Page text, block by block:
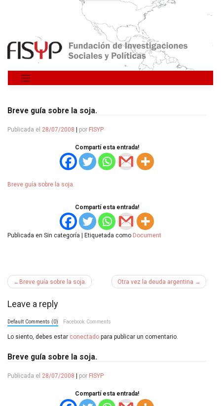
Saltar
Breve guía sobre la soja.
Publicada el 28/07/2008 por FISYP
Compartí esta entrada!
Breve guía sobre la soja.
Compartí esta entrada!
Publicada en Sin categoría Etiquetada como Document
Navegación
entradas
Breve guía sobre la soja. Otra vez la deuda argentina
Leave a reply
Default Comments (0) Facebook Comments
Lo siento, debes estar conectado para publicar un comentario.
Breve guía sobre la soja.
Publicada el 28/07/2008 | por FISYP
Compartí esta entrada!